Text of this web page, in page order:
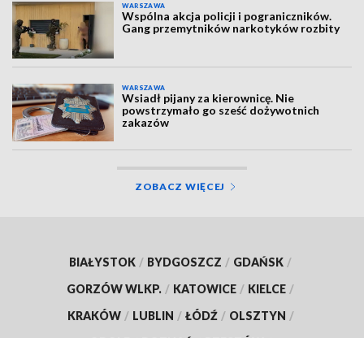
WARSZAWA
Wspólna akcja policji i pograniczników.
Gang przemytników narkotyków rozbity
WARSZAWA
Wsiadł pijany za kierownicę. Nie
powstrzymało go sześć dożywotnich
zakazów
ZOBACZ WIĘCEJ
BIAŁYSTOK / BYDGOSZCZ / GDAŃSK /
GORZÓW WLKP. / KATOWICE / KIELCE /
KRAKÓW / LUBLIN / ŁÓDŹ / OLSZTYN /